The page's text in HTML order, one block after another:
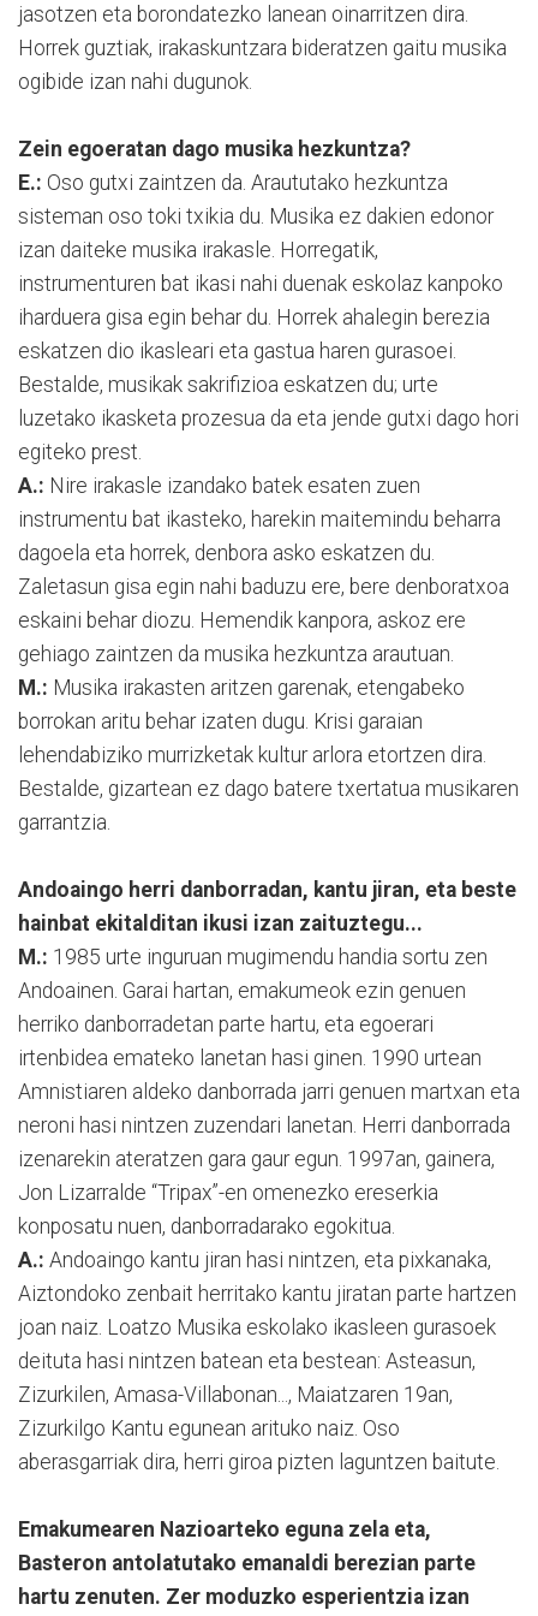
jasotzen eta borondatezko lanean oinarritzen dira.
Horrek guztiak, irakaskuntzara bideratzen gaitu musika
ogibide izan nahi dugunok.
Zein egoeratan dago musika hezkuntza?
E.: Oso gutxi zaintzen da. Araututako hezkuntza
sisteman oso toki txikia du. Musika ez dakien edonor
izan daiteke musika irakasle. Horregatik,
instrumenturen bat ikasi nahi duenak eskolaz kanpoko
iharduera gisa egin behar du. Horrek ahalegin berezia
eskatzen dio ikasleari eta gastua haren gurasoei.
Bestalde, musikak sakrifizioa eskatzen du; urte
luzetako ikasketa prozesua da eta jende gutxi dago hori
egiteko prest.
A.: Nire irakasle izandako batek esaten zuen
instrumentu bat ikasteko, harekin maitemindu beharra
dagoela eta horrek, denbora asko eskatzen du.
Zaletasun gisa egin nahi baduzu ere, bere denboratxoa
eskaini behar diozu. Hemendik kanpora, askoz ere
gehiago zaintzen da musika hezkuntza arautuan.
M.: Musika irakasten aritzen garenak, etengabeko
borrokan aritu behar izaten dugu. Krisi garaian
lehendabiziko murrizketak kultur arlora etortzen dira.
Bestalde, gizartean ez dago batere txertatua musikaren
garrantzia.
Andoaingo herri danborradan, kantu jiran, eta beste
hainbat ekitalditan ikusi izan zaituztegu...
M.: 1985 urte inguruan mugimendu handia sortu zen
Andoainen. Garai hartan, emakumeok ezin genuen
herriko danborradetan parte hartu, eta egoerari
irtenbidea emateko lanetan hasi ginen. 1990 urtean
Amnistiaren aldeko danborrada jarri genuen martxan eta
neroni hasi nintzen zuzendari lanetan. Herri danborrada
izenarekin ateratzen gara gaur egun. 1997an, gainera,
Jon Lizarralde “Tripax”-en omenezko ereserkia
konposatu nuen, danborradarako egokitua.
A.: Andoaingo kantu jiran hasi nintzen, eta pixkanaka,
Aiztondoko zenbait herritako kantu jiratan parte hartzen
joan naiz. Loatzo Musika eskolako ikasleen gurasoek
deituta hasi nintzen batean eta bestean: Asteasun,
Zizurkilen, Amasa-Villabonan..., Maiatzaren 19an,
Zizurkilgo Kantu egunean arituko naiz. Oso
aberasgarriak dira, herri giroa pizten laguntzen baitute.
Emakumearen Nazioarteko eguna zela eta,
Basteron antolatutako emanaldi berezian parte
hartu zenuten. Zer moduzko esperientzia izan